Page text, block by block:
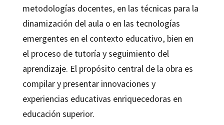
metodologías docentes, en las técnicas para la
dinamización del aula o en las tecnologías
emergentes en el contexto educativo, bien en
el proceso de tutoría y seguimiento del
aprendizaje. El propósito central de la obra es
compilar y presentar innovaciones y
experiencias educativas enriquecedoras en
educación superior.